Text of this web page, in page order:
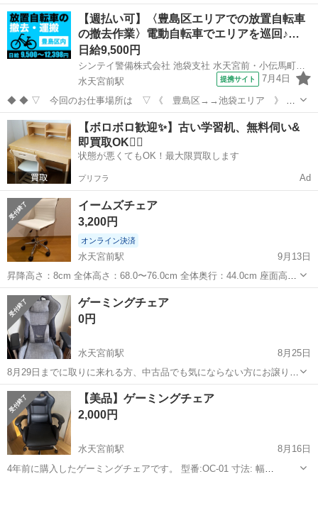
すいメッシュチェアです。 背もたれは通気性の良いメッシュ素材で、
長時間座っても蒸れにくい設計。 キャスター付きで移動もスムーズで
す。 サイズ：...
東京 中央区 水天宮前駅 椅子 オフィス
【週払い可】〈豊島区エリアでの放置自転車
の撤去作業〉電動自転車でエリアを巡回♪…
日給9,500円
シンテイ警備株式会社 池袋支社 水天宮前・小伝馬町・銀座一丁目(30)エリア/A3203200108
水天宮前駅
提携サイト 7月4日
◆ ◆ ▽ 今回のお仕事場所は ▽ 《 豊島区→→池袋エリア 》 放
置自転車撤去のお仕事！ 現場へは電動自転車で移動するため、 長い距
離を歩き回るような負担は少なめです。 作業も複数人で進めるので、
「いきなり1人で対...
東京 中央区 水天宮前駅 警備員
【ボロボロ歓迎✨】古い学習机、無料伺い&
即買取OK🙆‍♀️
状態が悪くてもOK！最大限買取します
プリフラ Ad
イームズチェア
3,200円
オンライン決済
水天宮前駅
9月13日
昇降高さ：8cm 全体高さ：68.0〜76.0cm 全体奥行：44.0cm 座面高
さ：40.0〜48.0cm 座面幅：40.0cm 材 質： 座部・背もたれ貼地：
ポリウレタンPUレザー 表面加工：クロームメッキ 構造部材...
東京 中央区 水天宮前駅
ゲーミングチェア
0円
水天宮前駅
8月25日
8月29日までに取りに来れる方、中古品でも気にならない方にお譲りし
ます。 早く取りに来れる方を優先します。 下記内容は購入時の商品詳
細に記載されていたものです。 ブランド 玄人志向 色 インディゴグレ
ー 材質 ファブリッ...
東京 中央区 水天宮前駅 椅子 ゲーミングチェア
【美品】ゲーミングチェア
2,000円
水天宮前駅
8月16日
4年前に購入したゲーミングチェアです。 型番:OC-01 寸法: 幅